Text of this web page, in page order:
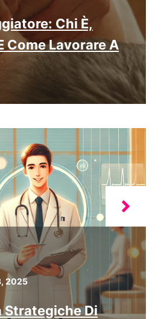
Chi È,
Come Lavorare A
2025
Strategiche Di